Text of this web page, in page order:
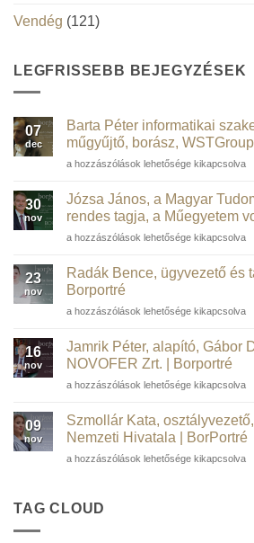
Vendég (121)
LEGFRISSEBB BEJEGYZÉSEK
07
dec
Barta Péter informatikai
műgyűjtő, borász,
Barta
informatikai
szakember,
műgyűjtő,
WSTGroup |
Borportré
a hozzászólások lehetősége kikapcsolva
30
nov
Józsa János, a Magyar
rendes tagja, a Műegyetem
Józsa
a
Magyar
Tudományos
Akadémia
tagja,
a
volt
|
Borportré
bejegyzéshez
a hozzászólások lehetősége kikapcsolva
23
nov
Radák Bence, ügyvezető és
Borportré
Radák
ügyvezető
és
Salarify
Borportré
bejegyzéshez
a hozzászólások lehetősége kikapcsolva
16
nov
Jamrik Péter, alapító, Gábor
NOVOFER Zrt. | Borportré
Jamrik
alapító,
Gábor
díj,
Zrt.
a hozzászólások lehetősége kikapcsolva
09
nov
Szmollár Kata,
Nemzeti Hivatala | BorPortré
Szmollár
Szellemi
a hozzászólások lehetősége kikapcsolva
TAG CLOUD